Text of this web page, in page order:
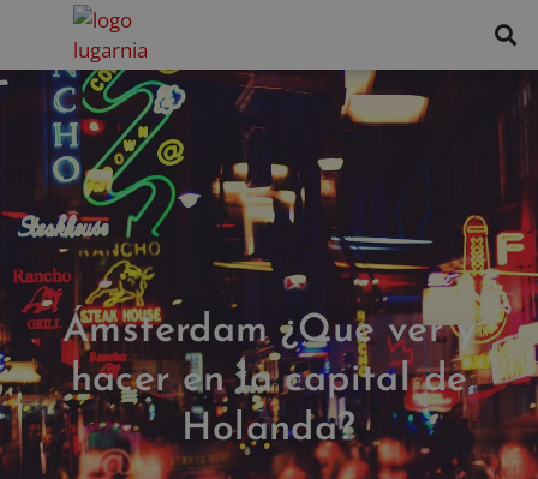
Ámsterdam ¿Que ver y
hacer en la capital de
Holanda?